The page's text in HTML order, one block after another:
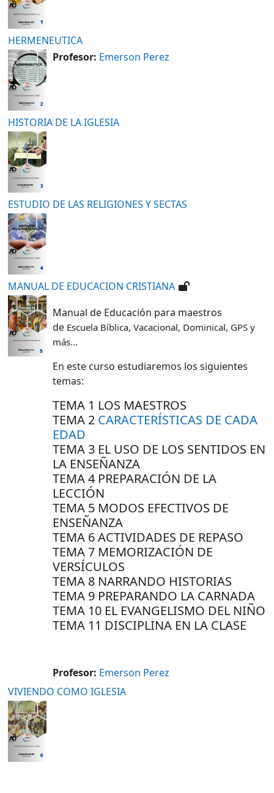
HERMENEUTICA
Profesor: Emerson Perez
HISTORIA DE LA IGLESIA
ESTUDIO DE LAS RELIGIONES Y SECTAS
MANUAL DE EDUCACION CRISTIANA
Manual de Educación para maestros
de Escuela Bíblica, Vacacional, Dominical, GPS y
más...
En este curso estudiaremos los siguientes
temas:
TEMA 1 LOS MAESTROS
TEMA 2 CARACTERÍSTICAS DE CADA
EDAD
TEMA 3 EL USO DE LOS SENTIDOS EN
LA ENSEÑANZA
TEMA 4 PREPARACIÓN DE LA
LECCIÓN
TEMA 5 MODOS EFECTIVOS DE
ENSEÑANZA
TEMA 6 ACTIVIDADES DE REPASO
TEMA 7 MEMORIZACIÓN DE
VERSÍCULOS
TEMA 8 NARRANDO HISTORIAS
TEMA 9 PREPARANDO LA CARNADA
TEMA 10 EL EVANGELISMO DEL NIÑO
TEMA 11 DISCIPLINA EN LA CLASE
Profesor: Emerson Perez
VIVIENDO COMO IGLESIA